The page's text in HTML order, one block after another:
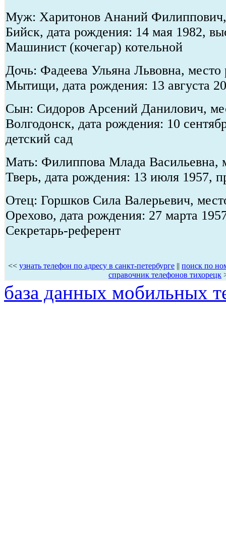
Муж: Харитонов Ананий Филиппович,
Бийск, дата рождения: 14 мая 1982,
Машинист (кочегар) котельной
Дочь: Фадеева Ульяна Львовна, место
Мытищи, дата рождения: 13 августа
Сын: Сидоров Арсений Данилович,
Волгодонск, дата рождения: 10
детский сад
Мать: Филиппова Млада Васильевна,
Тверь, дата рождения: 13 июля 1957,
Отец: Горшков Сила Валерьевич,
Орехово, дата рождения: 27 марта
Секретарь-референт
<< узнать телефон по адресу в санкт-петербурге || поиск по
справочник телефонов тихорецк
база данных мобильных